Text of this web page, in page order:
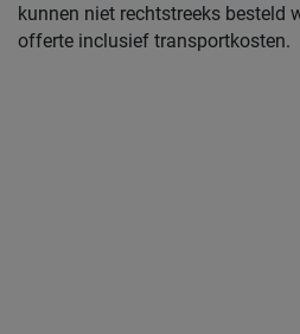
kunnen niet rechtstreeks besteld
offerte inclusief transportkosten.